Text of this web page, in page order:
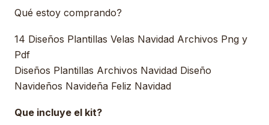
Qué estoy comprando?
14 Diseños Plantillas Velas Navidad Archivos Png y
Pdf
Diseños Plantillas Archivos Navidad Diseño
Navideños Navideña Feliz Navidad
Que incluye el kit?